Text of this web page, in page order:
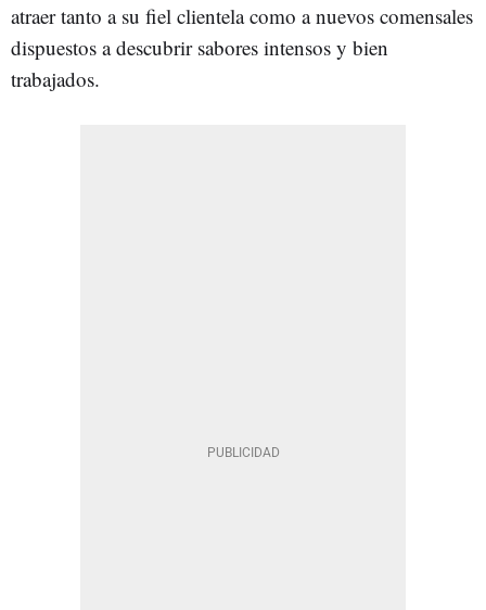
atraer tanto a su fiel clientela como a nuevos comensales
dispuestos a descubrir sabores intensos y bien
trabajados.